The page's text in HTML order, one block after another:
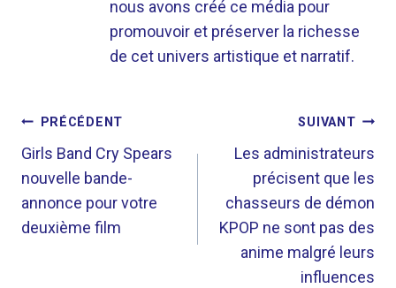
nous avons créé ce média pour
promouvoir et préserver la richesse
de cet univers artistique et narratif.
NAVIGATION
DE
L’ARTICLE
PRÉCÉDENT
Girls Band Cry Spears
nouvelle bande-
annonce pour votre
deuxième film
SUIVANT
Les administrateurs
précisent que les
chasseurs de démon
KPOP ne sont pas des
anime malgré leurs
influences